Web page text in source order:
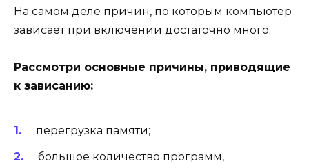
На самом деле причин, по которым компьютер
зависает при включении достаточно много.
Рассмотри основные причины, приводящие
к зависанию:
перегрузка памяти;
большое количество программ,